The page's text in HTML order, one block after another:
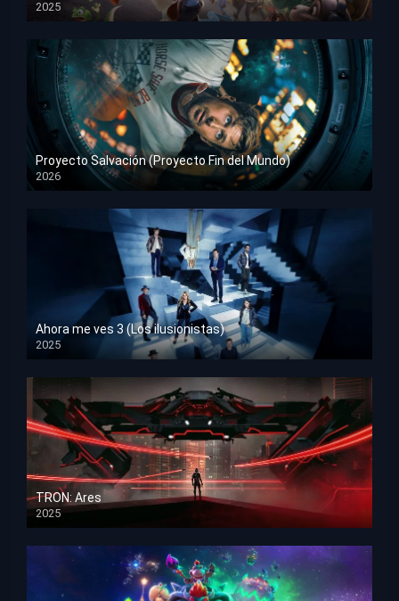
2025
HD 1080p
Proyecto Salvación (Proyecto Fin del Mundo)
2026
HD 1080p
Ahora me ves 3 (Los ilusionistas)
2025
HD 1080p
TRON: Ares
2025
HD 1080p